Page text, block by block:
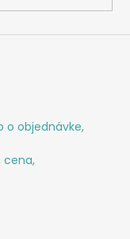
o objednávke,
cena,